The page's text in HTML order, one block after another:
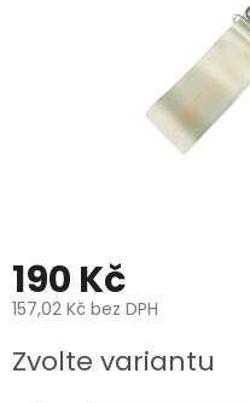
190 Kč
157,02 Kč bez DPH
cena:
Zvolte variantu